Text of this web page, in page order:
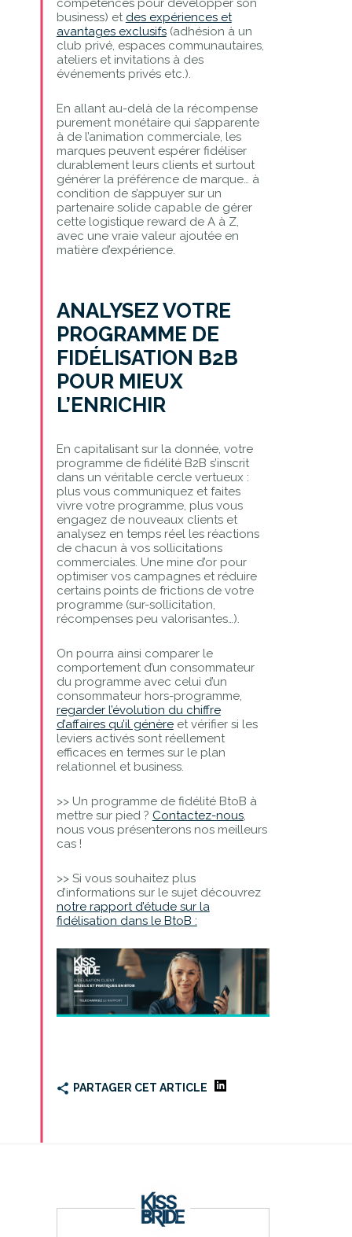
compétences pour développer son
business) et des expériences et
avantages exclusifs(adhésion à un
club privé, espaces communautaires,
ateliers et invitations à des
événements privés etc.).
En allant au-delà de la récompense
purement monétaire qui s’apparente
à de l’animation commerciale, les
marques peuvent espérer fidéliser
durablement leurs clients et surtout
générer la préférence de marque… à
condition de s’appuyer sur un
partenaire solide capable de gérer
cette logistique reward de A à Z,
avec une vraie valeur ajoutée en
matière d’expérience.
ANALYSEZ VOTRE
PROGRAMME DE
FIDÉLISATION B2B
POUR MIEUX
L’ENRICHIR
En capitalisant sur la donnée, votre
programme de fidélité B2B s’inscrit
dans un véritable cercle vertueux :
plus vous communiquez et faites
vivre votre programme, plus vous
engagez de nouveaux clients et
analysez en temps réel les réactions
de chacun à vos sollicitations
commerciales. Une mine d’or pour
optimiser vos campagnes et réduire
certains points de frictions de votre
programme (sur-sollicitation,
récompenses peu valorisantes…).
On pourra ainsi comparer le
comportement d’un consommateur
du programme avec celui d’un
consommateur hors-programme,
regarder l’évolution du chiffre
d’affaires qu’il génèreet vérifier si les
leviers activés sont réellement
efficaces en termes sur le plan
relationnel et business.
>> Un programme de fidélité BtoB à
mettre sur pied ? Contactez-nous,
nous vous présenterons nos meilleurs
cas !
>> Si vous souhaitez plus
d’informations sur le sujet découvrez
notre rapport d’étude sur la
fidélisation dans le BtoB :
PARTAGER CET ARTICLE